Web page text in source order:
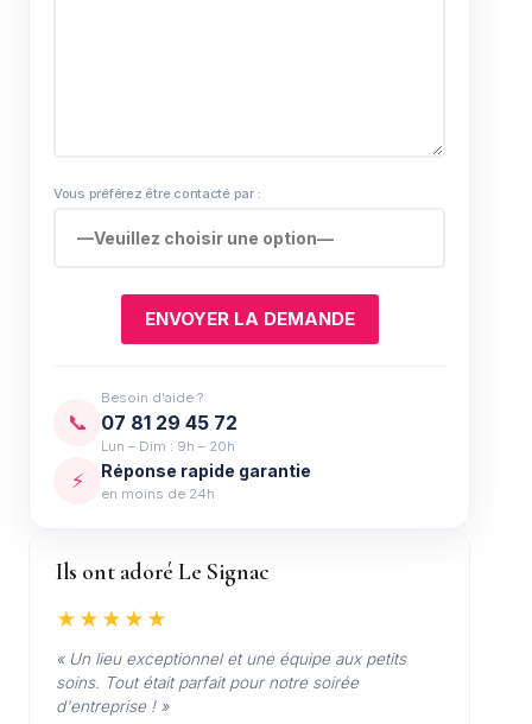
Vous préférez être contacté par :
📞
Besoin d'aide ?
07 81 29 45 72
Lun – Dim : 9h – 20h
⚡ Réponse rapide garantie
en moins de 24h
Ils ont adoré Le Signac
★★★★★
« Un lieu exceptionnel et une équipe aux petits
soins. Tout était parfait pour notre soirée
d'entreprise ! »